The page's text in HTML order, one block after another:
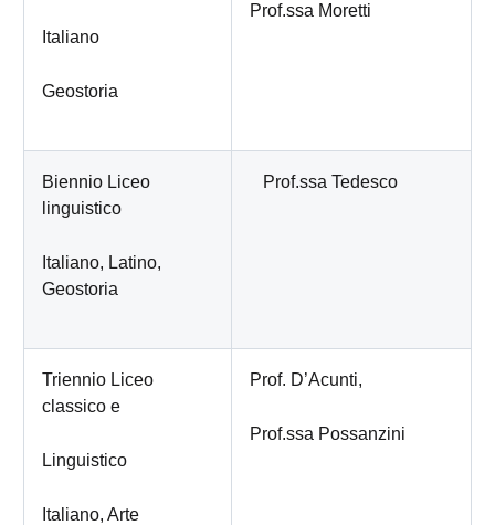
Italiano
Geostoria
Prof.ssa Moretti
Biennio Liceo
linguistico
Italiano, Latino,
Geostoria
Prof.ssa Tedesco
Triennio Liceo
classico e
Linguistico
Italiano, Arte
Prof. D’Acunti,
Prof.ssa Possanzini